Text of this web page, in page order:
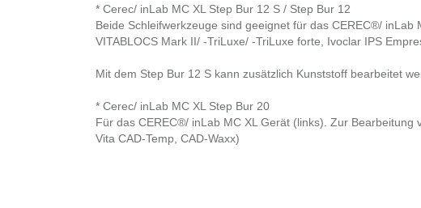
* Cerec/ inLab MC XL Step Bur 12 S / Step Bur 12
Beide Schleifwerkzeuge sind geeignet für das CEREC®/
VITABLOCS Mark II/ -TriLuxe/ -TriLuxe forte, Ivoclar IPS
Mit dem Step Bur 12 S kann zusätzlich Kunststoff bearbeitet
* Cerec/ inLab MC XL Step Bur 20
Für das CEREC®/ inLab MC XL Gerät (links). Zur
Vita CAD-Temp, CAD-Waxx)